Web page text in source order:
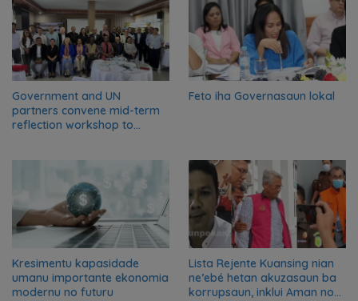
Government and UN
partners convene mid-term
reflection workshop to
Feto iha Governasaun lokal
Kresimentu kapasidade
umanu importante ekonomia
modernu no futuru
Lista Rejente Kuansing nian
ne’ebé hetan akuzasaun ba
korrupsaun, inklui Aman no